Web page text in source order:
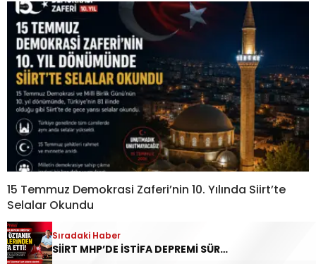
Sıradaki Haber
SİİRT MHP’DE İSTİFA DEPREMİ SÜRÜYOR: YAVUZ ÖZTANIK GÖREVLERİNDEN AYRILDI
15 Temmuz Demokrasi Zaferi’nin 10. Yılında Siirt’te
Selalar Okundu
YORUMLAR